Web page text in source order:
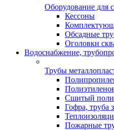
Оборудование для
Кессоны
Обсадные
Оголовки
Водоснабжение,
Трубы
Сшитый
Гофра, труба
Пожарные